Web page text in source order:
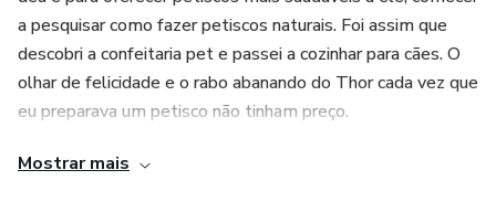
a pesquisar como fazer petiscos naturais. Foi assim que
descobri a confeitaria pet e passei a cozinhar para cães. O
olhar de felicidade e o rabo abanando do Thor cada vez que
eu preparava um petisco não tinham preço.
Percebi que estava no caminho certo e que poderia levar
Mostrar mais